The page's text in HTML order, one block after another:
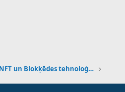
Kriptovalūtas, NFT un Blokķēdes tehnoloģijas